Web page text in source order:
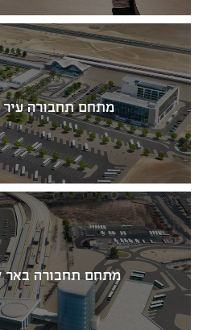
מתחם תחבורה
מתחם תחבורה באר